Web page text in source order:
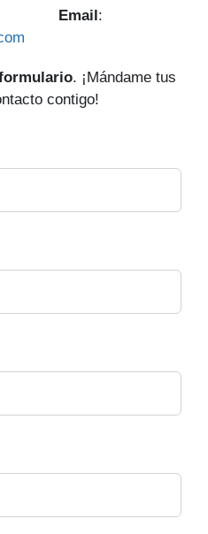
088 Email :
. ¡Mándame tus
contigo!